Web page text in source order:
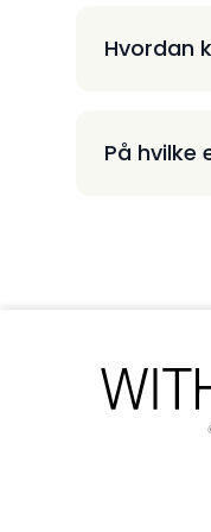
Hvordan
På hvilke